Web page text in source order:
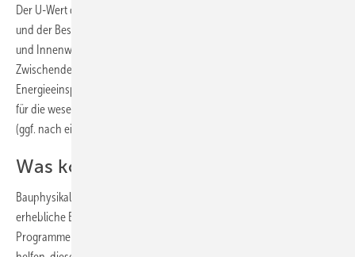
Der U-Wert dient dem Nachweis der Wärmeverluste eines Gebäudes
und der Bestimmung der Transmissionswärmeverluste durch Außen-
und Innenwände, Flach- und Steildächer, Bodenplatten,
Zwischendecken, Fenster und Türen hindurch. Dafür schreibt die
Energieeinsparverordnung (EnEV) in mehreren Nebenanforderungen
für die wesentlichen Bauteile vor, wie hoch der U-Wert jedes Bauteils
(ggf. nach einer Dämmmaßnahme) maximal sein darf.
Was können U-Wert-Rechner?
Bauphysikalische Planungs- und Ausführungsfehler können
erhebliche Bauschäden und hohe Folgekosten nach sich ziehen.
Programme zur U-Wert-Berechnung und zum Tauwassernachweis